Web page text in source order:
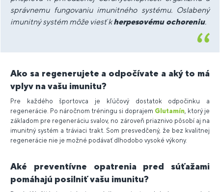
správnemu fungovaniu imunitného systému. Oslabený
imunitný systém môže viesť kherpesovému ochoreniu.
Ako sa regenerujete a odpočívate a aký to má
vplyv na vašu imunitu?
Pre každého športovca je kľúčový dostatok odpočinku a
regenerácie. Po náročnom tréningu si doprajem Glutamín , ktorý je
základom pre regeneráciu svalov, no zároveň priaznivo pôsobí aj na
imunitný systém a tráviaci trakt. Som presvedčený, že bez kvalitnej
regenerácie nie je možné podávať dlhodobo vysoké výkony.
Aké preventívne opatrenia pred súťažami
pomáhajú posilniť vašu imunitu?